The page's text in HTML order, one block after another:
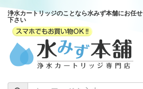
浄水カートリッジのことなら水みず本舗にお任せ
下さい